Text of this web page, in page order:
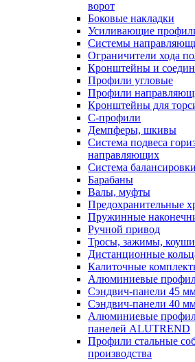
ворот
Боковые накладки
Усиливающие
Системы
Ограничители хода
Кронштейны и
Профили угловые
Профили
Кронштейны для
С-профили
Демпферы, шкивы
Система подвеса
направляющих
Система
Барабаны
Валы, муфты
Предохранительные
Пружинные
Ручной привод
Тросы, зажимы, коуши
Дистанционные
Калиточные
Алюминиевые
Сэндвич-панели 45
Сэндвич-панели 40
Алюминиевые
панелей ALUTREND
Профили стальные
производства